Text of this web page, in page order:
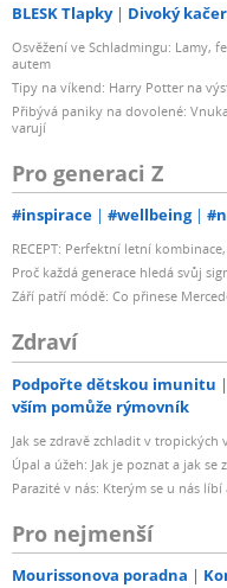
BLESK Tlapky Divoký kačer
Osvěžení ve Schladmingu: Lamy,
autem
Tipy na víkend: Harry Potter na
Přibývá paniky na dovolené:
varují
Pro generaci Z
#inspirace #wellbeing
RECEPT: Perfektní letní
Proč každá generace hledá svůj
Září patří módě: Co přinese
Zdraví
Podpořte dětskou imunitu
vším pomůže rýmovník
Jak se zdravě zchladit v
Úpal a úžeh: Jak je poznat a jak se
Parazité v nás: Kterým se u nás
Pro nejmenší
Mourissonova poradna